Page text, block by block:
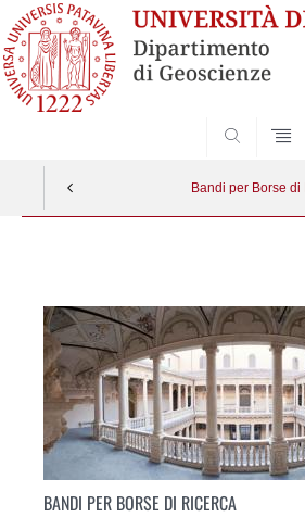
Bandi per Borse di
contenuto
BANDI PER BORSE DI RICERCA